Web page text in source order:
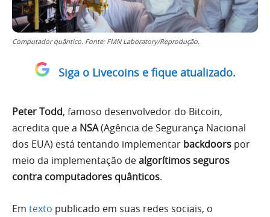
Computador quântico. Fonte: FMN Laboratory/Reprodução.
Siga o Livecoins e fique atualizado.
Peter Todd, famoso desenvolvedor do Bitcoin,
acredita que a NSA(Agência de Segurança Nacional
dos EUA) está tentando implementar backdoors por
meio da implementação dealgorítimos seguros
contra computadores quânticos.
Em texto publicado em suas redes sociais, o